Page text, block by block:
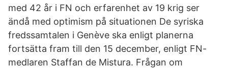
med 42 år i FN och erfarenhet av 19 krig ser
ändå med optimism på situationen De syriska
fredssamtalen i Genève ska enligt planerna
fortsätta fram till den 15 december, enligt FN-
medlaren Staffan de Mistura. Frågan om